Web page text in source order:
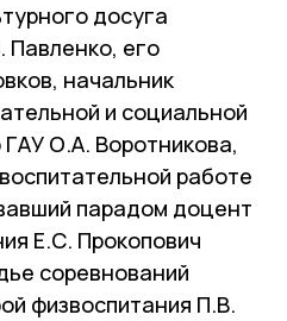
досуга
Павленко, его
начальник
и социальной
О.А. Воротникова,
работе
парадом доцент
Е.С. Прокопович
соревнований
физвоспитания П.В.